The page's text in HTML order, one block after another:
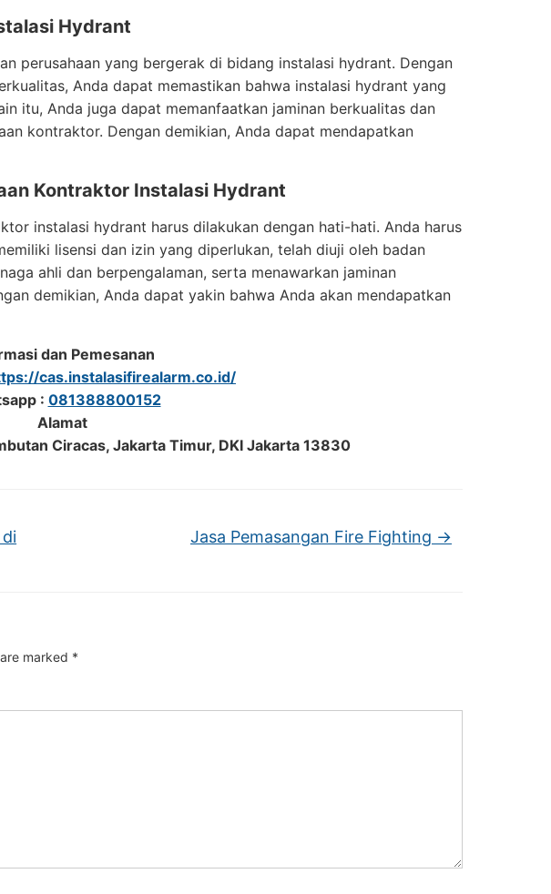
Hydrant
perusahaan yang bergerak di bidang instalasi hydrant. Dengan
Anda dapat memastikan bahwa instalasi hydrant yang
itu, Anda juga dapat memanfaatkan jaminan berkualitas dan
kontraktor. Dengan demikian, Anda dapat mendapatkan
Kontraktor Instalasi Hydrant
instalasi hydrant harus dilakukan dengan hati-hati. Anda harus
lisensi dan izin yang diperlukan, telah diuji oleh badan
ahli dan berpengalaman, serta menawarkan jaminan
demikian, Anda dapat yakin bahwa Anda akan mendapatkan
dan Pemesanan
cas.instalasifirealarm.co.id/
: 081388800152
Alamat
Ciracas, Jakarta Timur, DKI Jakarta 13830
Jasa Pemasangan Fire Fighting →
marked *